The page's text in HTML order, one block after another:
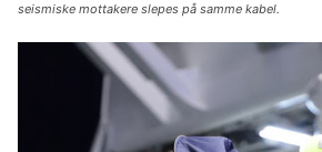
seismiske mottakere slepes på samme kabel.